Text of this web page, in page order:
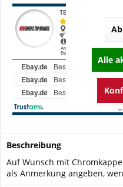
Beschreibung
Auf Wunsch mit
als Anmerkung angeben,
Alle